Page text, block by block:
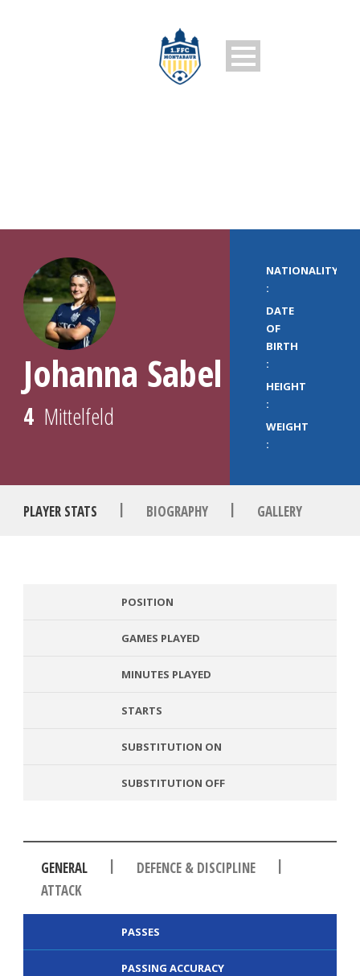
Johanna Sabel
4 Mittelfeld
NATIONALITY
:
DATE
OF
BIRTH
:
HEIGHT
:
WEIGHT
:
PLAYER STATS | BIOGRAPHY | GALLERY
POSITION
GAMES PLAYED
MINUTES PLAYED
STARTS
SUBSTITUTION ON
SUBSTITUTION OFF
GENERAL | DEFENCE & DISCIPLINE
|
ATTACK
PASSES
PASSING ACCURACY